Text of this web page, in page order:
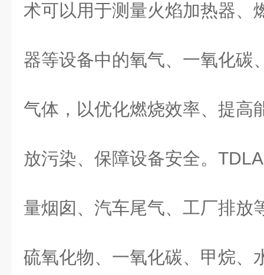
术可以用于测量火焰加热器、
器等设备中的氧气、一氧化碳
气体，以优化燃烧效率、提高
放污染、保障设备安全。
量烟囱、汽车尾气、工厂排放
硫氧化物、一氧化碳、甲烷、